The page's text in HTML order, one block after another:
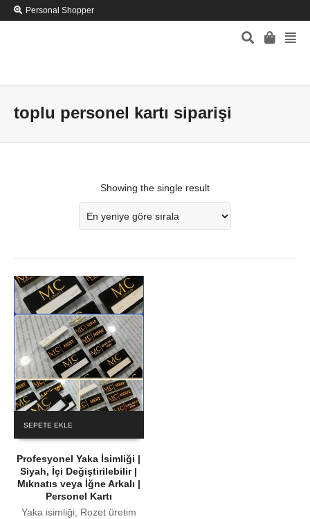
Personal Shopper
toplu personel kartı siparişi
Showing the single result
SEPETE EKLE
Profesyonel Yaka İsimliği |
Siyah, İçi Değiştirilebilir |
Mıknatıs veya İğne Arkalı |
Personel Kartı
Yaka isimliği, Rozet üretim